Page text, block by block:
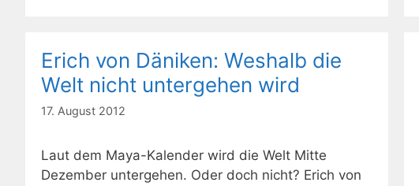
Erich von Däniken: Weshalb die
Welt nicht untergehen wird
17. August 2012
Laut dem Maya-Kalender wird die Welt Mitte
Dezember untergehen. Oder doch nicht? Erich von